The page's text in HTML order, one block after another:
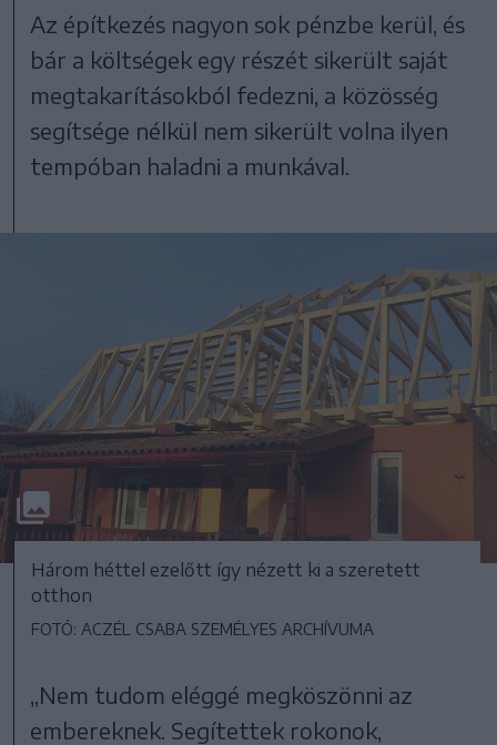
Az építkezés nagyon sok pénzbe kerül, és
bár a költségek egy részét sikerült saját
megtakarításokból fedezni, a közösség
segítsége nélkül nem sikerült volna ilyen
tempóban haladni a munkával.
Három héttel ezelőtt így nézett ki a szeretett
otthon
FOTÓ: ACZÉL CSABA SZEMÉLYES ARCHÍVUMA
„Nem tudom eléggé megköszönni az
embereknek. Segítettek rokonok,